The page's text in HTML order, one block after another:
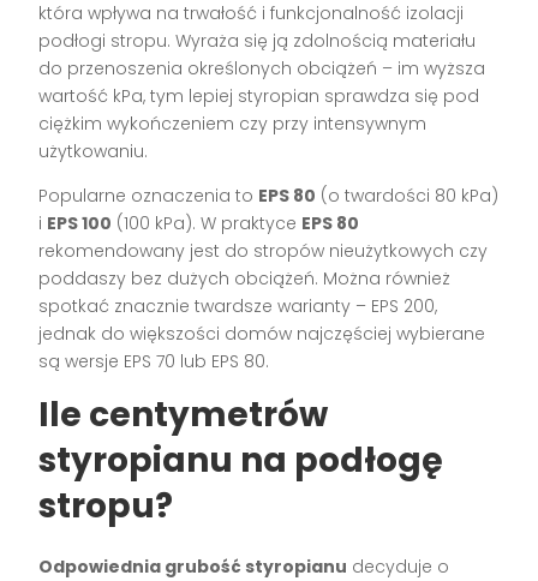
która wpływa na trwałość i funkcjonalność izolacji
podłogi stropu. Wyraża się ją zdolnością materiału
do przenoszenia określonych obciążeń – im wyższa
wartość kPa, tym lepiej styropian sprawdza się pod
ciężkim wykończeniem czy przy intensywnym
użytkowaniu.
Popularne oznaczenia to EPS 80 (o twardości 80 kPa)
i EPS 100 (100 kPa). W praktyce EPS 80
rekomendowany jest do stropów nieużytkowych czy
poddaszy bez dużych obciążeń. Można również
spotkać znacznie twardsze warianty – EPS 200,
jednak do większości domów najczęściej wybierane
są wersje EPS 70 lub EPS 80.
Ile centymetrów
styropianu na podłogę
stropu?
Odpowiednia grubość styropianu decyduje o